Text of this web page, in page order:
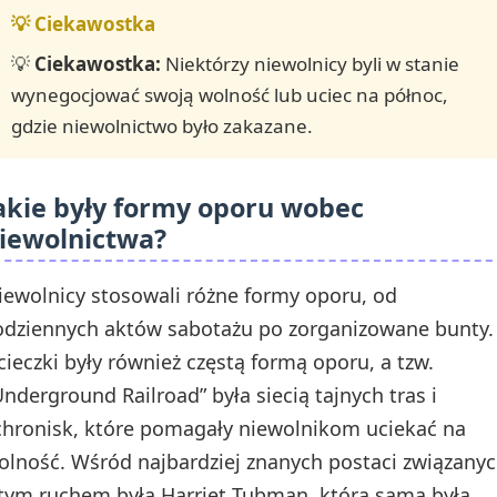
💡 Ciekawostka: Niektórzy niewolnicy byli w stanie
wynegocjować swoją wolność lub uciec na północ,
gdzie niewolnictwo było zakazane.
były formy oporu wobec
stosowali różne formy oporu, od
aktów sabotażu po zorganizowane bunty.
były również częstą formą oporu, a tzw.
Railroad” była siecią tajnych tras i
które pomagały niewolnikom uciekać na
Wśród najbardziej znanych postaci